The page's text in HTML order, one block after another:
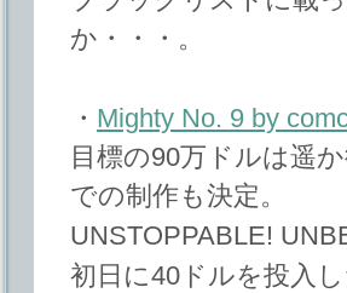
か・・・。
・ Mighty No. 9 by
目標の90万ドルは遥
での制作も決定。
UNSTOPPABLE!
初日に40ドルを投入